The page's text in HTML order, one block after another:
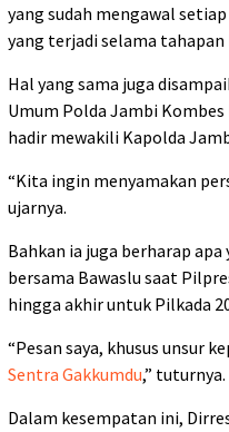
yang sudah mengawal
yang terjadi selama tahapan
Hal yang sama juga
Umum Polda Jambi
hadir mewakili Kapolda
“Kita ingin menyamakan
ujarnya.
Bahkan ia juga berharap apa
bersama Bawaslu saat
hingga akhir untuk Pilkada
“Pesan saya, khusus unsur
Sentra Gakkumdu,” tuturnya.
Dalam kesempatan ini,